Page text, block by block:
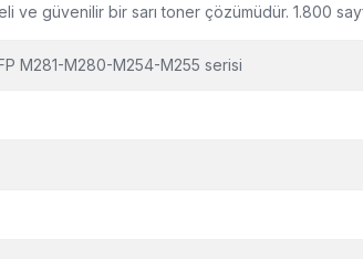
ve güvenilir bir sarı toner çözümüdür. 1.800
M281-M280-M254-M255 serisi